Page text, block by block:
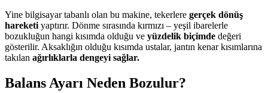
Yine bilgisayar tabanlı olan bu makine, tekerlere gerçek dönüş
hareketi yaptırır. Dönme sırasında kırmızı – yeşil ibarelerle
bozukluğun hangi kısımda olduğu ve yüzdelik biçimde değeri
gösterilir. Aksaklığın olduğu kısımda ustalar, jantın kenar kısımlarına
takılan ağırlıklarla dengeyi sağlar.
Balans Ayarı Neden Bozulur?